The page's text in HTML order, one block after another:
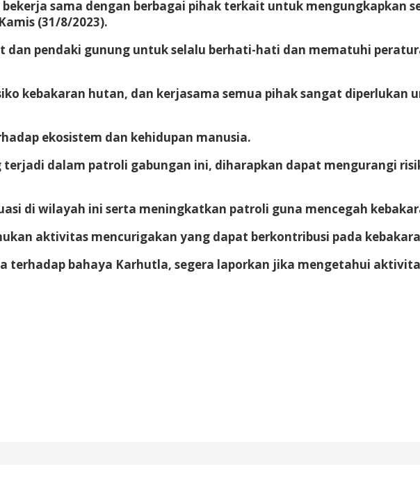
sama dengan berbagai pihak terkait untuk mengungkapkan
(31/8/2023).
pendaki gunung untuk selalu berhati-hati dan mematuhi
kebakaran hutan, dan kerjasama semua pihak sangat diperlukan
ekosistem dan kehidupan manusia.
dalam patroli gabungan ini, diharapkan dapat mengurangi
di wilayah ini serta meningkatkan patroli guna mencegah
aktivitas mencurigakan yang dapat berkontribusi pada
bahaya Karhutla, segera laporkan jika mengetahui